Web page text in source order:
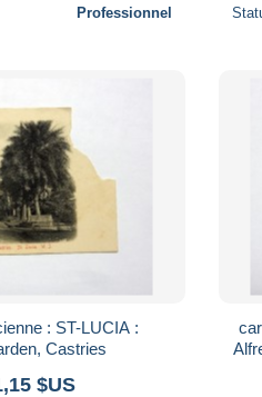
Professionnel
: ST-LUCIA :
Castries
$US